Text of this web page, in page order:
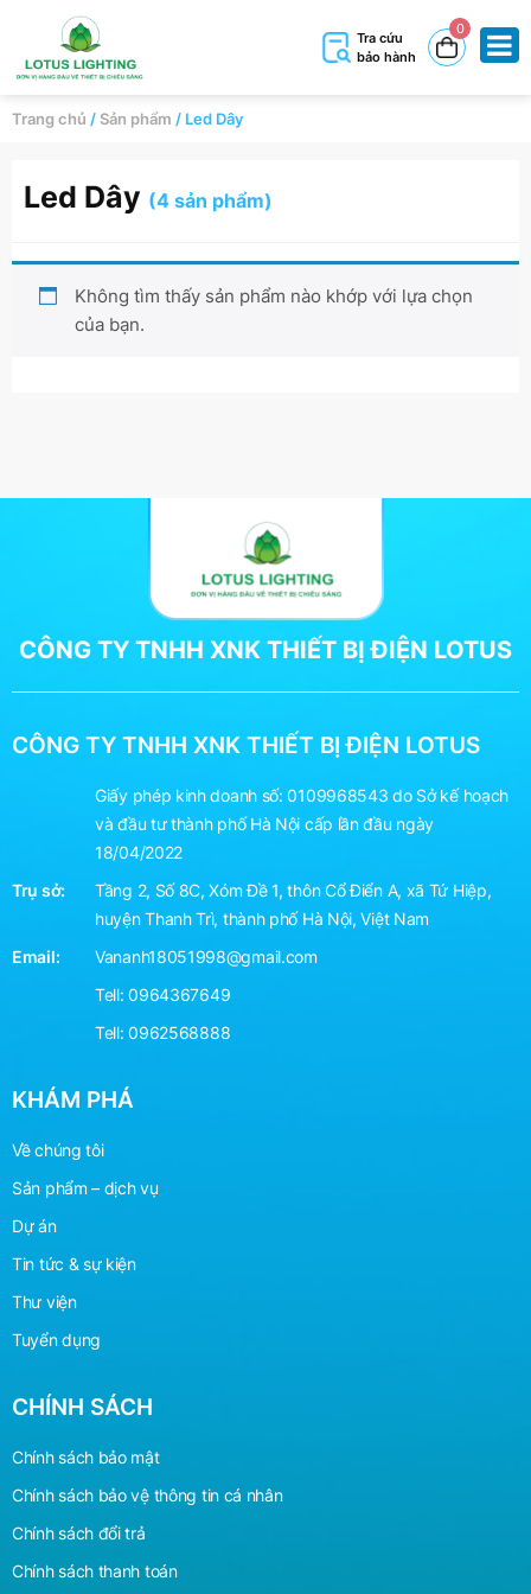
Tra cứu
bảo hành
0
Trang chủ /Sản phẩm / Led Dây
Led Dây (4 sản phẩm)
Không tìm thấy sản phẩm nào khớp với lựa chọn
của bạn.
CÔNG TY TNHH XNK THIẾT BỊ ĐIỆN LOTUS
CÔNG TY TNHH XNK THIẾT BỊ ĐIỆN LOTUS
Giấy phép kinh doanh số: 0109968543 do Sở kế hoạch
và đầu tư thành phố Hà Nội cấp lần đầu ngày
18/04/2022
Trụ sở:
Tầng 2, Số 8C, Xóm Đề 1, thôn Cổ Điển A, xã Tứ Hiệp,
huyện Thanh Trì, thành phố Hà Nội, Việt Nam
Email:
Vananh18051998@gmail.com
Tell:0964367649
Tell:0962568888
KHÁM PHÁ
Về chúng tôi
Sản phẩm – dịch vụ
Dự án
Tin tức & sự kiện
Thư viện
Tuyển dụng
CHÍNH SÁCH
Chính sách bảo mật
Chính sách bảo vệ thông tin cá nhân
Chính sách đổi trả
Chính sách thanh toán